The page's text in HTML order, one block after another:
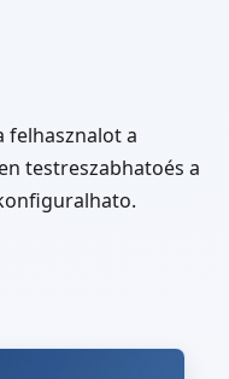
felhasznalot a
testreszabhatoés a